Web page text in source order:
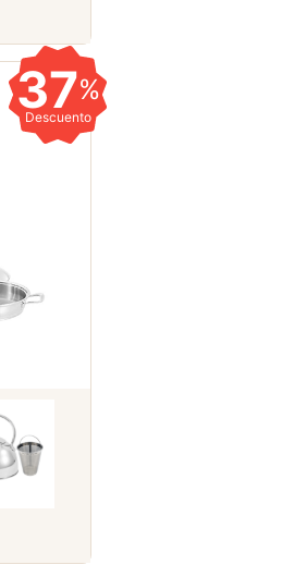
37%
Descuento